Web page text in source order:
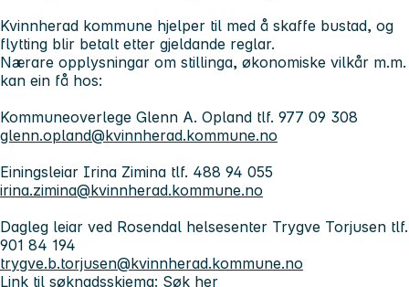
Kvinnherad kommune hjelper til med å skaffe bustad, og
flytting blir betalt etter gjeldande reglar.
Nærare opplysningar om stillinga, økonomiske vilkår m.m.
kan ein få hos:
Kommuneoverlege Glenn A. Opland tlf. 977 09 308
glenn.opland@kvinnherad.kommune.no
Einingsleiar Irina Zimina tlf. 488 94 055
irina.zimina@kvinnherad.kommune.no
Dagleg leiar ved Rosendal helsesenter Trygve Torjusen tlf.
901 84 194
trygve.b.torjusen@kvinnherad.kommune.no
Link til søknadsskjema: Søk her